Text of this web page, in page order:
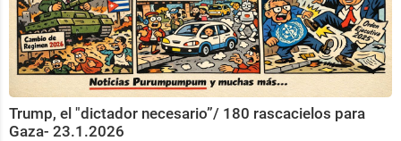
Trump, el "dictador necesario”/ 180 rascacielos para
Gaza- 23.1.2026